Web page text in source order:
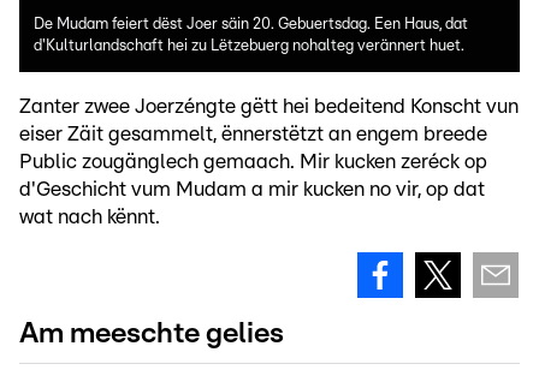
De Mudam feiert dëst Joer säin 20. Gebuertsdag. Een Haus, dat
d'Kulturlandschaft hei zu Lëtzebuerg nohalteg verännert huet.
Zanter zwee Joerzéngte gëtt hei bedeitend Konscht vun
eiser Zäit gesammelt, ënnerstëtzt an engem breede
Public zougänglech gemaach. Mir kucken zeréck op
d'Geschicht vum Mudam a mir kucken no vir, op dat
wat nach kënnt.
Am meeschte gelies